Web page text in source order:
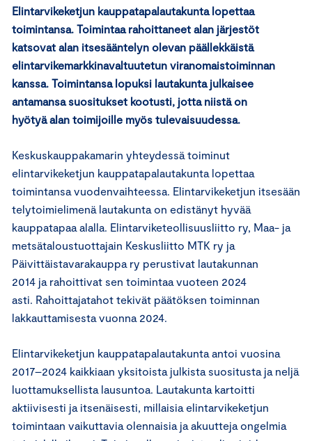
Elintarvikeketjun kauppatapalautakunta lopettaa
toimintansa. Toimintaa rahoittaneet alan järjestöt
katsovat alan itsesääntelyn olevan päällekkäistä
elintarvikemarkkinavaltuutetun viranomaistoiminnan
kanssa. Toimintansa lopuksi lautakunta julkaisee
antamansa suositukset kootusti, jotta niistä on
hyötyä alan toimijoille myös tulevaisuudessa.
Keskuskauppakamarin yhteydessä toiminut
elintarvikeketjun kauppatapalautakunta lopettaa
toimintansa vuodenvaihteessa. Elintarvikeketjun itsesään
telytoimielimenä lautakunta on edistänyt hyvää
kauppatapaa alalla. Elintarviketeollisuusliitto ry, Maa- ja
metsätaloustuottajain Keskusliitto MTK ry ja
Päivittäistavarakauppa ry perustivat lautakunnan
2014 ja rahoittivat sen toimintaa vuoteen 2024
asti. Rahoittajatahot tekivät päätöksen toiminnan
lakkauttamisesta vuonna 2024.
Elintarvikeketjun kauppatapalautakunta antoi vuosina
2017–2024 kaikkiaan yksitoista julkista suositusta ja neljä
luottamuksellista lausuntoa. Lautakunta kartoitti
aktiivisesti ja itsenäisesti, millaisia elintarvikeketjun
toimintaan vaikuttavia olennaisia ja akuutteja ongelmia